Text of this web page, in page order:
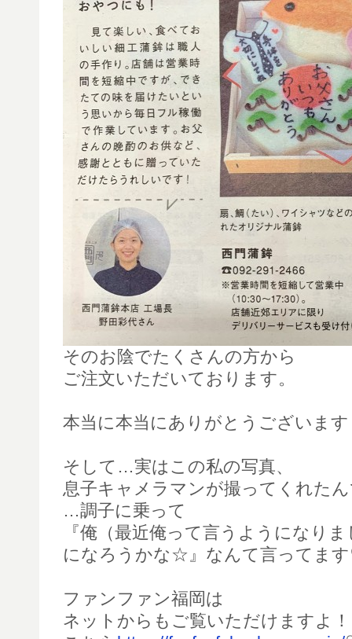
そのお陰でたくさんの方から
ご注文いただいております。
本当に本当にありがとうございます
そして…実はこの私の写真、
息子キャメラマンが撮ってくれた
…調子に乗って
『俺（最近俺って言うようになり
になろうかな☆』なんて言ってま
ファンファン福岡は
ネットからもご覧いただけますよ！